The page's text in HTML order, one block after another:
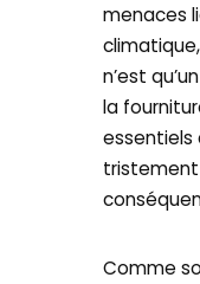
menaces
n’est
la
essentiels
tristement
Comme